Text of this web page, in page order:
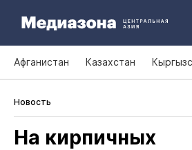
Афганистан Казахстан
Новость
На кирпичных